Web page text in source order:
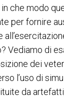
che modo
per fornire
Vediamo di
dei
l’uso di
da